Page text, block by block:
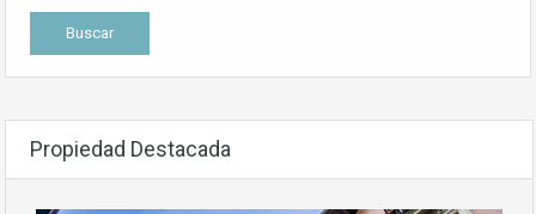
Propiedad Destacada